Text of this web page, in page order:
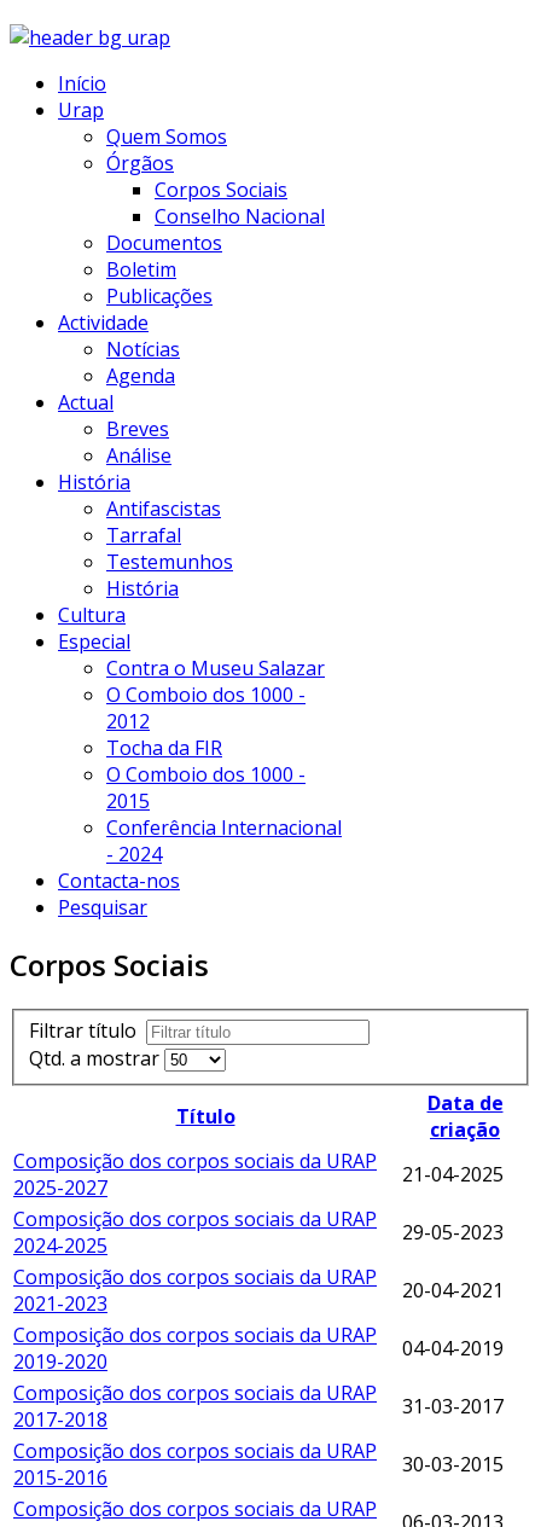
Início
Urap
Quem Somos
Órgãos
Corpos Sociais
Conselho Nacional
Documentos
Boletim
Publicações
Actividade
Notícias
Agenda
Actual
Breves
Análise
História
Antifascistas
Tarrafal
Testemunhos
História
Cultura
Especial
Contra o Museu Salazar
O Comboio dos 1000 -
2012
Tocha da FIR
O Comboio dos 1000 -
2015
Conferência Internacional
- 2024
Contacta-nos
Pesquisar
Corpos Sociais
Filtrar título
Qtd. a mostrar
Título
Data de
criação
Composição dos corpos sociais da URAP
2025-2027
21-04-2025
Composição dos corpos sociais da URAP
2024-2025
29-05-2023
Composição dos corpos sociais da URAP
2021-2023
20-04-2021
Composição dos corpos sociais da URAP
2019-2020
04-04-2019
Composição dos corpos sociais da URAP
2017-2018
31-03-2017
Composição dos corpos sociais da URAP
2015-2016
30-03-2015
Composição dos corpos sociais da URAP